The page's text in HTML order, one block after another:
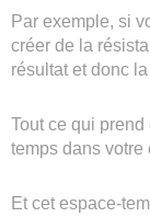
Par exemple, si
créer de la
résultat et donc
Tout ce qui prend
temps dans votre
Et cet espace-